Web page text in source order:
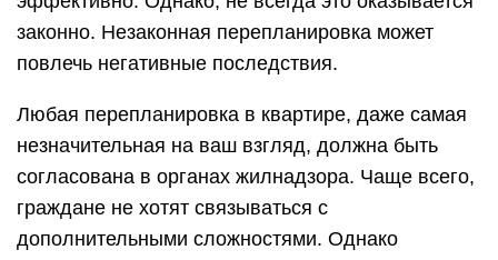
законно. Незаконная перепланировка может
повлечь негативные последствия.
Любая перепланировка в квартире, даже самая
незначительная на ваш взгляд, должна быть
согласована в органах жилнадзора. Чаще всего,
граждане не хотят связываться с
дополнительными сложностями. Однако